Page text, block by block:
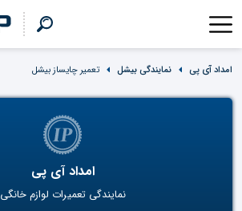
امداد آی پی نمایندگی بیشل تعمیر چایساز بیشل
امداد آی پی
نمایندگی تعمیرات لوازم خانگی